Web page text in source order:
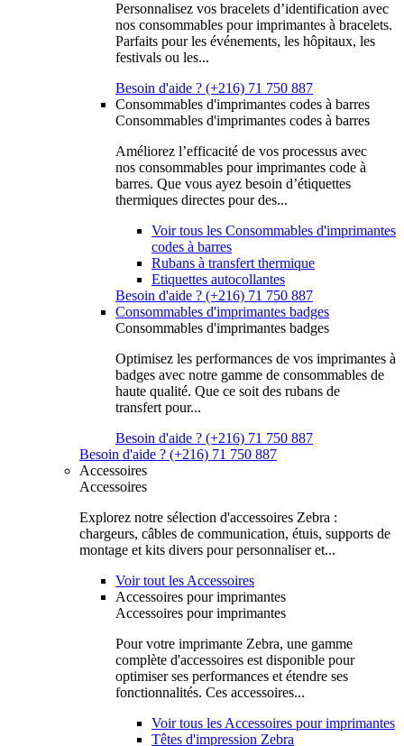
Personnalisez vos bracelets d’identification avec
nos consommables pour imprimantes à bracelets.
Parfaits pour les événements, les hôpitaux, les
festivals ou les...
Besoin d'aide ? (+216) 71 750 887
Consommables d'imprimantes codes à barres
Consommables d'imprimantes codes à barres
Améliorez l’efficacité de vos processus avec
nos consommables pour imprimantes code à
barres. Que vous ayez besoin d’étiquettes
thermiques directes pour des...
Voir tous les Consommables d'imprimantes
codes à barres
Rubans à transfert thermique
Etiquettes autocollantes
Besoin d'aide ? (+216) 71 750 887
Consommables d'imprimantes badges
Consommables d'imprimantes badges
Optimisez les performances de vos imprimantes à
badges avec notre gamme de consommables de
haute qualité. Que ce soit des rubans de
transfert pour...
Besoin d'aide ? (+216) 71 750 887
Besoin d'aide ? (+216) 71 750 887
Accessoires
Accessoires
Explorez notre sélection d'accessoires Zebra :
chargeurs, câbles de communication, étuis, supports de
montage et kits divers pour personnaliser et...
Voir tout les Accessoires
Accessoires pour imprimantes
Accessoires pour imprimantes
Pour votre imprimante Zebra, une gamme
complète d'accessoires est disponible pour
optimiser ses performances et étendre ses
fonctionnalités. Ces accessoires...
Voir tous les Accessoires pour imprimantes
Têtes d'impression Zebra